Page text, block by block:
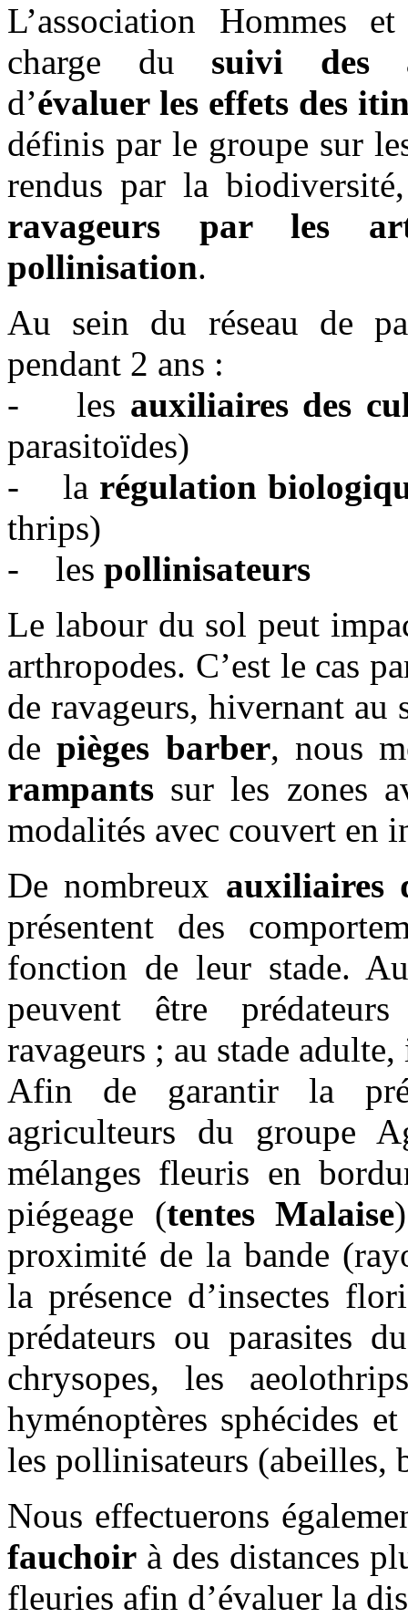
L’association Hommes
charge du suivi des
d’évaluer les effets des
définis par le groupe sur
rendus par la
ravageurs par les
pollinisation.
Au sein du réseau de
pendant 2 ans :
- les auxiliaires des
parasitoïdes)
- la régulation
thrips)
- les pollinisateurs
Le labour du sol peut
arthropodes. C’est le cas
de ravageurs, hivernant au
depièges barber, nous
rampants sur les zones
modalités avec couvert en
De nombreux auxiliaires
présentent des
fonction de leur stade.
peuvent être
ravageurs ; au stade
Afin de garantir la
agriculteurs du groupe
mélanges fleuris en
piégeage (tentes Malaise
proximité de la bande
la présence d’insectes
prédateurs ou parasites
chrysopes, les
hyménoptères sphécides
les pollinisateurs
Nous effectuerons
fauchoir à des distances
fleuries afin d’évaluer la